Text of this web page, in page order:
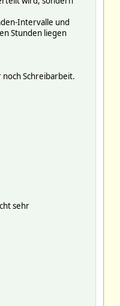
Intervalle und
Stunden liegen
Schreibarbeit.
sehr